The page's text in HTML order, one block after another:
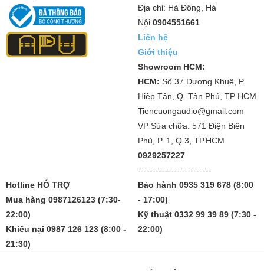
Địa chỉ: Hà Đông, Hà
Nội 0904551661
Liên hệ
Giới thiệu
Showroom HCM:
HCM: Số 37 Dương Khuê, P.
Hiệp Tân, Q. Tân Phú, TP HCM
Tiencuongaudio@gmail.com
VP Sửa chữa: 571 Điện Biên
Phủ, P. 1, Q.3, TP.HCM
0929257227
-------------------------
Hotline HỖ TRỢ
Mua hàng 0987126123 (7:30-
22:00)
Khiếu nại 0987 126 123 (8:00 -
21:30)
Bảo hành 0935 319 678 (8:00
- 17:00)
Kỹ thuật 0332 99 39 89 (7:30 -
22:00)